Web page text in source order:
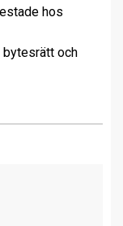
hos
bytesrätt och